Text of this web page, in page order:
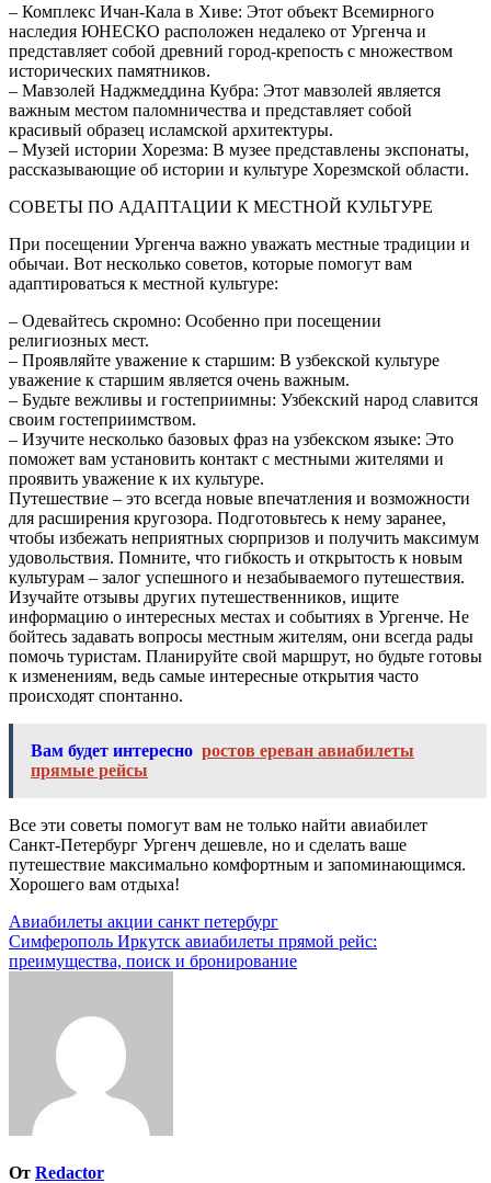
– Комплекс Ичан-Кала в Хиве: Этот объект Всемирного
наследия ЮНЕСКО расположен недалеко от Ургенча и
представляет собой древний город-крепость с множеством
исторических памятников.
– Мавзолей Наджмеддина Кубра: Этот мавзолей является
важным местом паломничества и представляет собой
красивый образец исламской архитектуры.
– Музей истории Хорезма: В музее представлены экспонаты,
рассказывающие об истории и культуре Хорезмской области.
СОВЕТЫ ПО АДАПТАЦИИ К МЕСТНОЙ КУЛЬТУРЕ
При посещении Ургенча важно уважать местные традиции и
обычаи. Вот несколько советов, которые помогут вам
адаптироваться к местной культуре:
– Одевайтесь скромно: Особенно при посещении
религиозных мест.
– Проявляйте уважение к старшим: В узбекской культуре
уважение к старшим является очень важным.
– Будьте вежливы и гостеприимны: Узбекский народ славится
своим гостеприимством.
– Изучите несколько базовых фраз на узбекском языке: Это
поможет вам установить контакт с местными жителями и
проявить уважение к их культуре.
Путешествие – это всегда новые впечатления и возможности
для расширения кругозора. Подготовьтесь к нему заранее,
чтобы избежать неприятных сюрпризов и получить максимум
удовольствия. Помните, что гибкость и открытость к новым
культурам – залог успешного и незабываемого путешествия.
Изучайте отзывы других путешественников, ищите
информацию о интересных местах и событиях в Ургенче. Не
бойтесь задавать вопросы местным жителям, они всегда рады
помочь туристам. Планируйте свой маршрут, но будьте готовы
к изменениям, ведь самые интересные открытия часто
происходят спонтанно.
Вам будет интересно ростов ереван авиабилеты
прямые рейсы
Все эти советы помогут вам не только найти авиабилет
Санкт-Петербург Ургенч дешевле, но и сделать ваше
путешествие максимально комфортным и запоминающимся.
Хорошего вам отдыха!
Навигация
по
Авиабилеты акции санкт петербург
Симферополь Иркутск авиабилеты прямой рейс:
преимущества, поиск и бронирование
От Redactor